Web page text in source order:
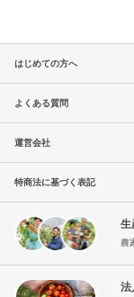
はじめての方へ
よくある質問
運営会社
特商法に基づく表記
生
農
法